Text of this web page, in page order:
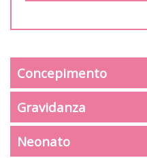
Concepimento
Gravidanza
Neonato